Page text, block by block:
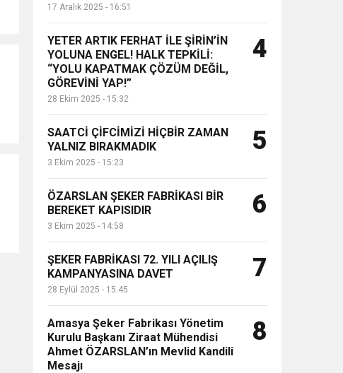
17 Aralık 2025 - 16:51
YETER ARTIK FERHAT İLE ŞİRİN’İN
YOLUNA ENGEL! HALK TEPKİLİ:
“YOLU KAPATMAK ÇÖZÜM DEĞİL,
GÖREVİNİ YAP!”
28 Ekim 2025 - 15:32
4
SAATCİ ÇİFCİMİZİ HİÇBİR ZAMAN
YALNIZ BIRAKMADIK
3 Ekim 2025 - 15:23
5
ÖZARSLAN ŞEKER FABRİKASI BİR
BEREKET KAPISIDIR
3 Ekim 2025 - 14:58
6
ŞEKER FABRİKASI 72. YILI AÇILIŞ
KAMPANYASINA DAVET
28 Eylül 2025 - 15:45
7
Amasya Şeker Fabrikası Yönetim
Kurulu Başkanı Ziraat Mühendisi
Ahmet ÖZARSLAN’ın Mevlid Kandili
Mesajı
8